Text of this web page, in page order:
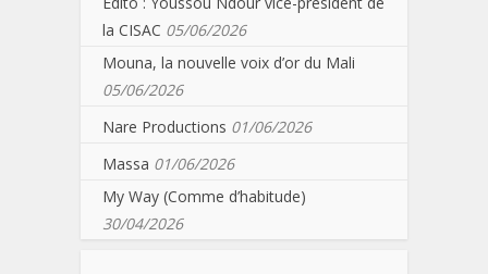
la CISAC 05/06/2026
Mouna, la nouvelle voix d’or du Mali
05/06/2026
Nare Productions 01/06/2026
Massa 01/06/2026
My Way (Comme d’habitude)
30/04/2026